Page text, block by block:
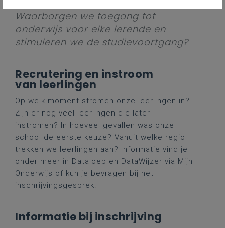
Waarborgen we toegang tot
onderwijs voor elke lerende en
stimuleren we de studievoortgang?
Recrutering en instroom
van leerlingen
Op welk moment stromen onze leerlingen in?
Zijn er nog veel leerlingen die later
instromen? In hoeveel gevallen was onze
school de eerste keuze? Vanuit welke regio
trekken we leerlingen aan? Informatie vind je
onder meer in Dataloep en DataWijzer via Mijn
Onderwijs of kun je bevragen bij het
inschrijvingsgesprek.
Informatie bij inschrijving